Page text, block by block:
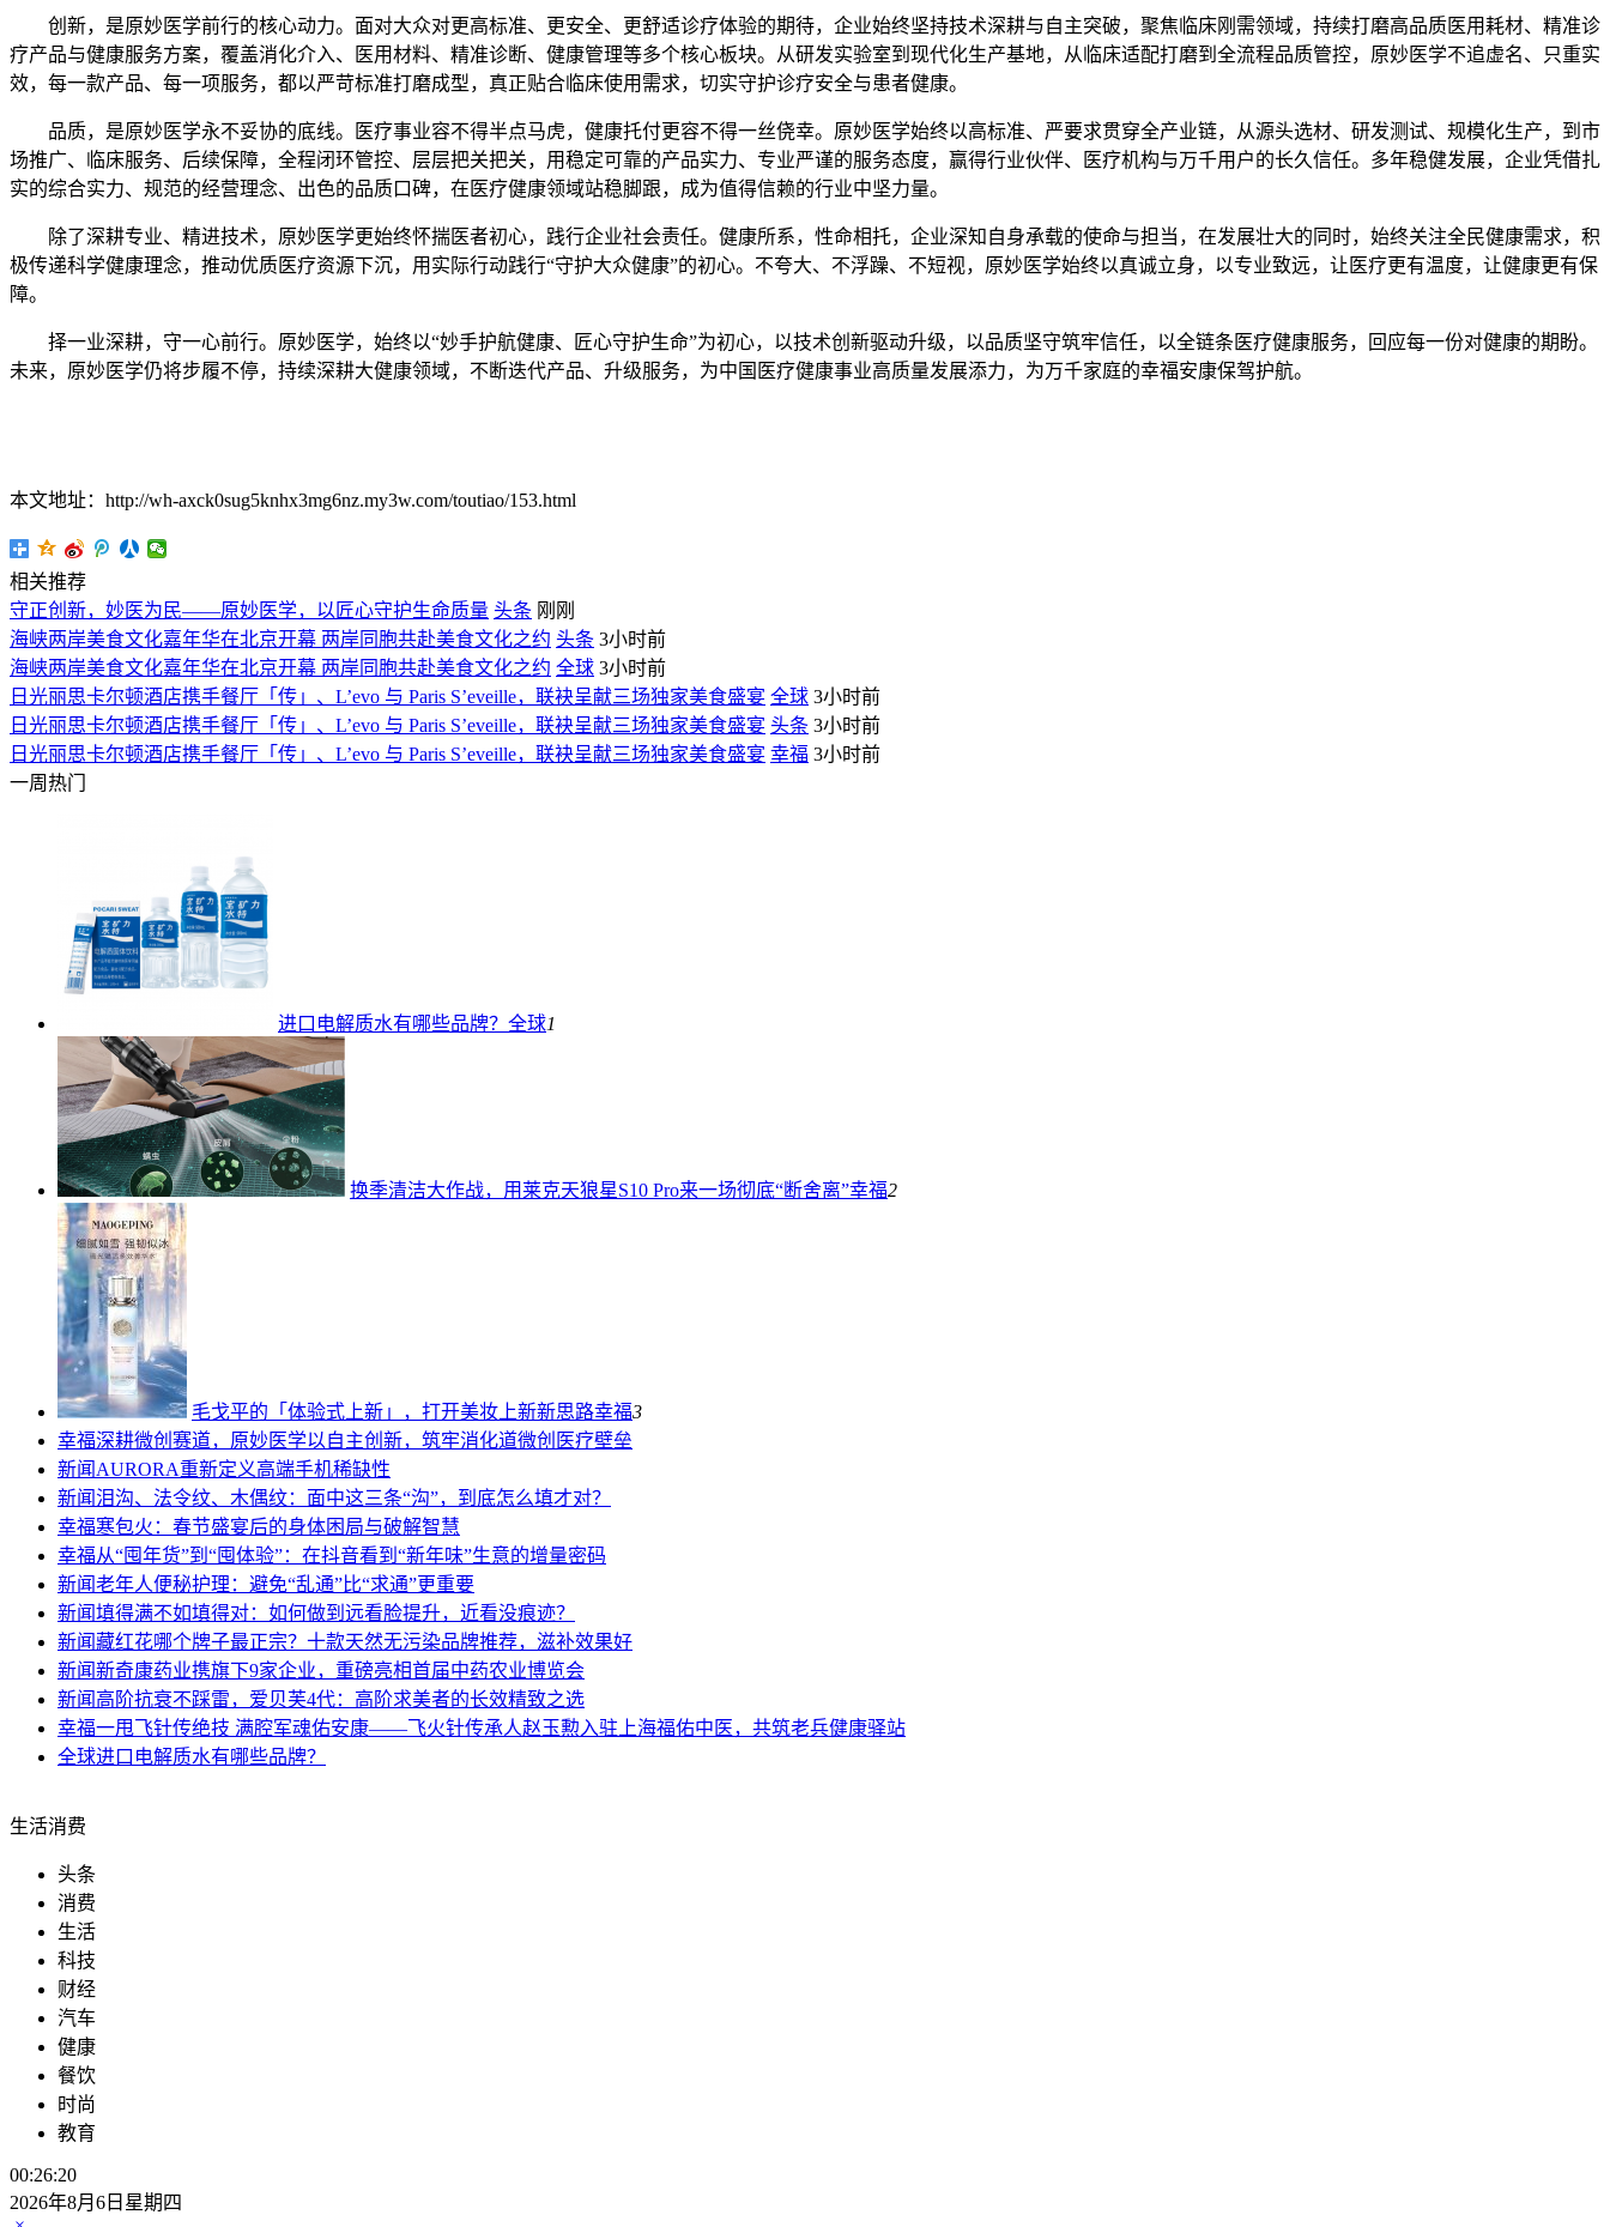
创新，是原妙医学前行的核心动力。面对大众对更高标准、更安全、更舒适诊疗体验的期待，企业始终坚持技术深耕与自主突破，聚焦临床刚需领域，持续打磨高品质医用耗材、精准诊
疗产品与健康服务方案，覆盖消化介入、医用材料、精准诊断、健康管理等多个核心板块。从研发实验室到现代化生产基地，从临床适配打磨到全流程品质管控，原妙医学不追虚名、只重实
效，每一款产品、每一项服务，都以严苛标准打磨成型，真正贴合临床使用需求，切实守护诊疗安全与患者健康。
品质，是原妙医学永不妥协的底线。医疗事业容不得半点马虎，健康托付更容不得一丝侥幸。原妙医学始终以高标准、严要求贯穿全产业链，从源头选材、研发测试、规模化生产，到市
场推广、临床服务、后续保障，全程闭环管控、层层把关把关，用稳定可靠的产品实力、专业严谨的服务态度，赢得行业伙伴、医疗机构与万千用户的长久信任。多年稳健发展，企业凭借扎
实的综合实力、规范的经营理念、出色的品质口碑，在医疗健康领域站稳脚跟，成为值得信赖的行业中坚力量。
除了深耕专业、精进技术，原妙医学更始终怀揣医者初心，践行企业社会责任。健康所系，性命相托，企业深知自身承载的使命与担当，在发展壮大的同时，始终关注全民健康需求，积
极传递科学健康理念，推动优质医疗资源下沉，用实际行动践行“守护大众健康”的初心。不夸大、不浮躁、不短视，原妙医学始终以真诚立身，以专业致远，让医疗更有温度，让健康更有保
障。
择一业深耕，守一心前行。原妙医学，始终以“妙手护航健康、匠心守护生命”为初心，以技术创新驱动升级，以品质坚守筑牢信任，以全链条医疗健康服务，回应每一份对健康的期盼。
未来，原妙医学仍将步履不停，持续深耕大健康领域，不断迭代产品、升级服务，为中国医疗健康事业高质量发展添力，为万千家庭的幸福安康保驾护航。
本文地址：http://wh-axck0sug5knhx3mg6nz.my3w.com/toutiao/153.html
相关推荐
守正创新，妙医为民——原妙医学，以匠心守护生命质量 头条 刚刚
海峡两岸美食文化嘉年华在北京开幕 两岸同胞共赴美食文化之约 头条 3小时前
海峡两岸美食文化嘉年华在北京开幕 两岸同胞共赴美食文化之约 全球 3小时前
日光丽思卡尔顿酒店携手餐厅「传」‌、L’evo 与 Paris S’eveille，联袂呈献三场独家美食盛宴 全球 3小时前
日光丽思卡尔顿酒店携手餐厅「传」‌、L’evo 与 Paris S’eveille，联袂呈献三场独家美食盛宴 头条 3小时前
日光丽思卡尔顿酒店携手餐厅「传」‌、L’evo 与 Paris S’eveille，联袂呈献三场独家美食盛宴 幸福 3小时前
一周热门
进口电解质水有哪些品牌？ 全球1
换季清洁大作战，用莱克天狼星S10 Pro来一场彻底“断舍离”幸福2
毛戈平的「体验式上新」，打开美妆上新新思路幸福3
幸福深耕微创赛道，原妙医学以自主创新，筑牢消化道微创医疗壁垒
新闻AURORA重新定义高端手机稀缺性
新闻 泪沟、法令纹、木偶纹：面中这三条“沟”，到底怎么填才对？
幸福寒包火：春节盛宴后的身体困局与破解智慧
幸福从“囤年货”到“囤体验”：在抖音看到“新年味”生意的增量密码
新闻老年人便秘护理：避免“乱通”比“求通”更重要
新闻填得满不如填得对：如何做到远看脸提升，近看没痕迹？
新闻藏红花哪个牌子最正宗？十款天然无污染品牌推荐，滋补效果好
新闻新奇康药业携旗下9家企业，重磅亮相首届中药农业博览会
新闻 高阶抗衰不踩雷，爱贝芙4代：高阶求美者的长效精致之选
幸福一甩飞针传绝技 满腔军魂佑安康——飞火针传承人赵玉勲入驻上海福佑中医，共筑老兵健康驿站
全球进口电解质水有哪些品牌？
生活消费
头条
消费
生活
科技
财经
汽车
健康
餐饮
时尚
教育
00:26:20
2026年8月6日星期四